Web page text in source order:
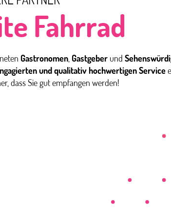
Fahrrad
Gastronomen Gastgeber und
und qualitativ hochwertigen Service
dass Sie gut empfangen werden!